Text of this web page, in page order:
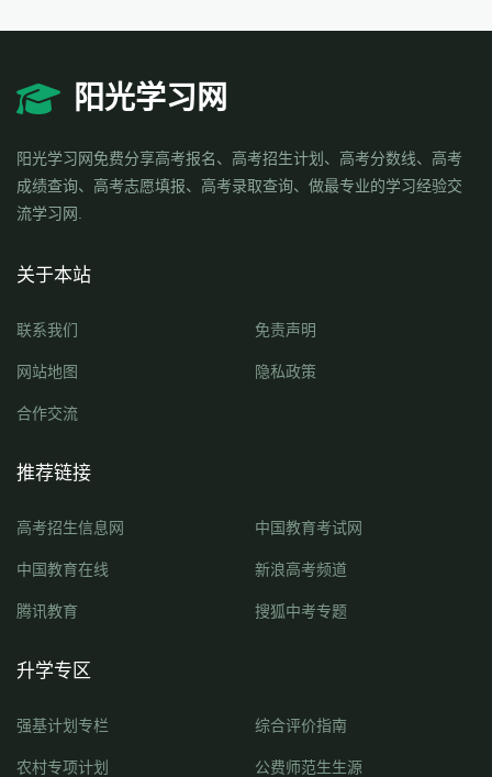
阳光学习网
阳光学习网免费分享高考报名、高考招生计划、高考分数线、高考
成绩查询、高考志愿填报、高考录取查询、做最专业的学习经验交
流学习网.
关于本站
联系我们 免责声明
网站地图 隐私政策
合作交流
推荐链接
高考招生信息网 中国教育考试网
中国教育在线 新浪高考频道
腾讯教育 搜狐中考专题
升学专区
强基计划专栏 综合评价指南
农村专项计划 公费师范生生源